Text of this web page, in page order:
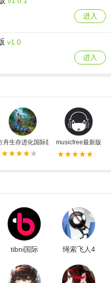
进入
v1.0
进入
舟生存进化国际版 musicfree最新版
tibni国际
绳索飞人4